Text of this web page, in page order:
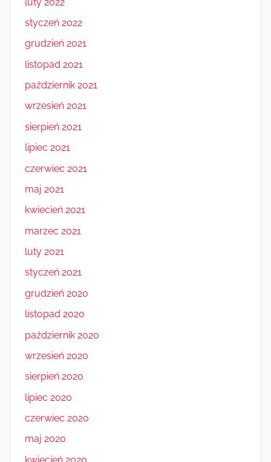
styczeń 2022
grudzień 2021
listopad 2021
październik 2021
wrzesień 2021
sierpień 2021
lipiec 2021
czerwiec 2021
maj 2021
kwiecień 2021
marzec 2021
luty 2021
styczeń 2021
grudzień 2020
listopad 2020
październik 2020
wrzesień 2020
sierpień 2020
lipiec 2020
czerwiec 2020
maj 2020